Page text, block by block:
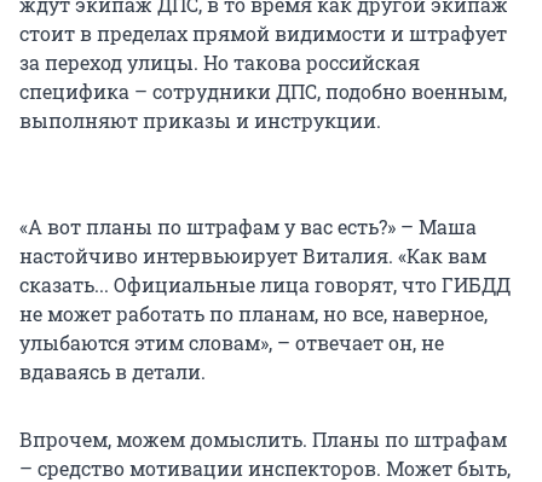
стоит в пределах прямой видимости и штрафует
за переход улицы. Но такова российская
специфика – сотрудники ДПС, подобно военным,
выполняют приказы и инструкции.
«А вот планы по штрафам у вас есть?» – Маша
настойчиво интервьюирует Виталия. «Как вам
сказать... Официальные лица говорят, что ГИБДД
не может работать по планам, но все, наверное,
улыбаются этим словам», – отвечает он, не
вдаваясь в детали.
Впрочем, можем домыслить. Планы по штрафам
– средство мотивации инспекторов. Может быть,